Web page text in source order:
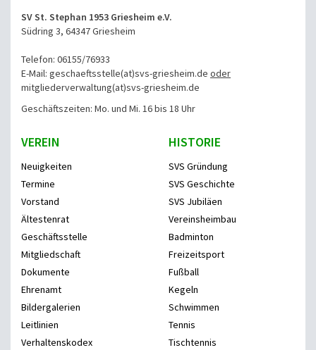
SV St. Stephan 1953 Griesheim e.V.
Südring 3, 64347 Griesheim
Telefon: 06155/76933
E-Mail: geschaeftsstelle(at)svs-griesheim.de oder
mitgliederverwaltung(at)svs-griesheim.de
Geschäftszeiten: Mo. und Mi. 16 bis 18 Uhr
VEREIN
Neuigkeiten
Termine
Vorstand
Ältestenrat
Geschäftsstelle
Mitgliedschaft
Dokumente
Ehrenamt
Bildergalerien
Leitlinien
Verhaltenskodex
HISTORIE
SVS Gründung
SVS Geschichte
SVS Jubiläen
Vereinsheimbau
Badminton
Freizeitsport
Fußball
Kegeln
Schwimmen
Tennis
Tischtennis